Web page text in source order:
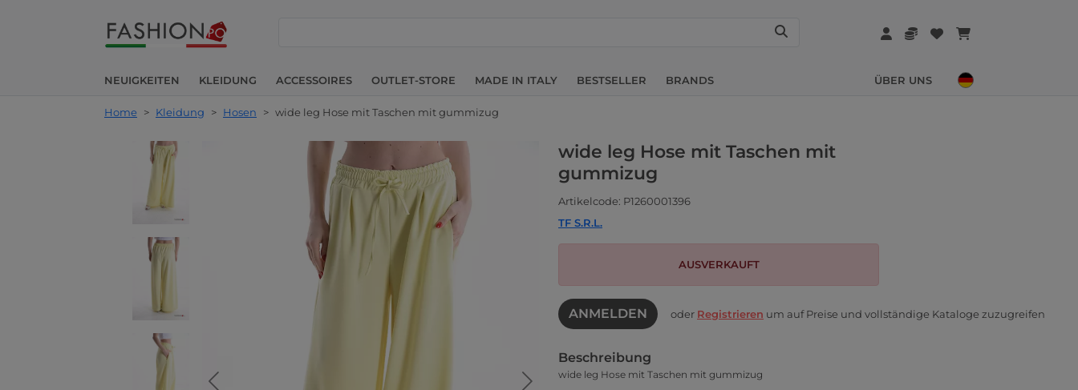
NEUIGKEITEN KLEIDUNG ACCESSOIRES OUTLET-STORE MADE IN ITALY BESTSELLER BRANDS ÜBER UNS
Home > Kleidung > Hosen > wide leg Hose mit Taschen mit gummizug
wide leg Hose mit Taschen mit
gummizug
Artikelcode: P1260001396
TF S.R.L.
AUSVERKAUFT
ANMELDEN oder Registrieren um auf Preise und vollständige Kataloge zuzugreifen
Beschreibung
wide leg Hose mit Taschen mit gummizug